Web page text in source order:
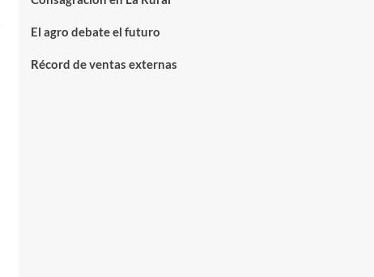
El agro debate el futuro
Récord de ventas externas